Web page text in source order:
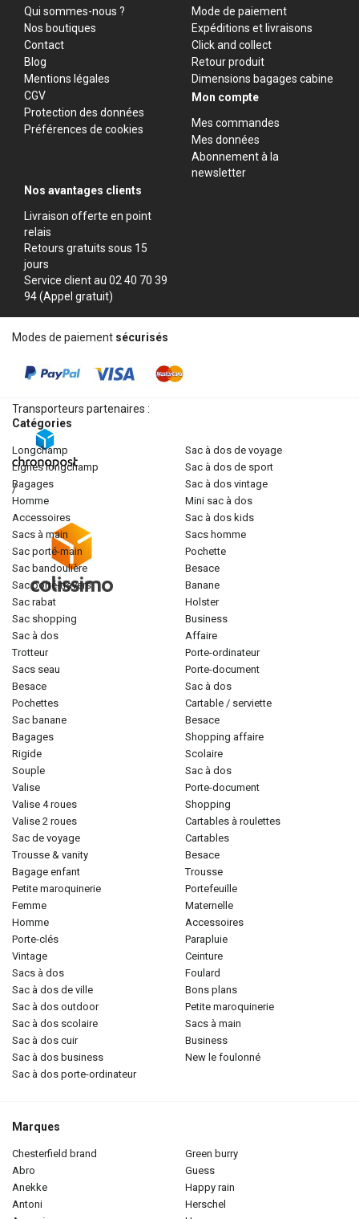
Qui sommes-nous ?
Nos boutiques
Contact
Blog
Mentions légales
CGV
Protection des données
Préférences de cookies
Mode de paiement
Expéditions et livraisons
Click and collect
Retour produit
Dimensions bagages cabine
Mon compte
Mes commandes
Mes données
Abonnement à la
newsletter
Nos avantages clients
Livraison offerte en point
relais
Retours gratuits sous 15
jours
Service client au 02 40 70 39
94 (Appel gratuit)
Modes de paiement sécurisés
Transporteurs partenaires :
/
Catégories
longchamp
lignes longchamp
bagages
homme
accessoires
sacs à main
sac porté-main
sac bandoulière
sac porté-travers
sac rabat
sac shopping
sac à dos
trotteur
sacs seau
besace
pochettes
sac banane
bagages
rigide
souple
valise
valise 4 roues
valise 2 roues
sac de voyage
trousse & vanity
bagage enfant
petite maroquinerie
femme
homme
porte-clés
vintage
sacs à dos
sac à dos de ville
sac à dos outdoor
sac à dos scolaire
sac à dos cuir
sac à dos business
sac à dos porte-ordinateur
sac à dos de voyage
sac à dos de sport
sac à dos vintage
mini sac à dos
sac à dos kids
sacs homme
pochette
besace
banane
holster
business
affaire
porte-ordinateur
porte-document
sac à dos
cartable / serviette
besace
shopping affaire
scolaire
sac à dos
porte-document
shopping
cartables à roulettes
cartables
besace
trousse
portefeuille
maternelle
accessoires
parapluie
ceinture
foulard
bons plans
petite maroquinerie
sacs à main
business
new le foulonné
Marques
chesterfield brand
abro
anekke
antoni
green burry
guess
happy rain
herschel